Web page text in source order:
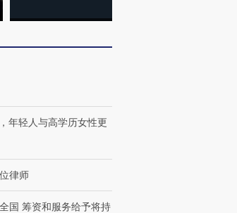
呈现】寻找100种
的生活方式·第三对
住三大增长引擎是什么？
年轻人与高学历女性更
律师
国 筹资和服务给予将持